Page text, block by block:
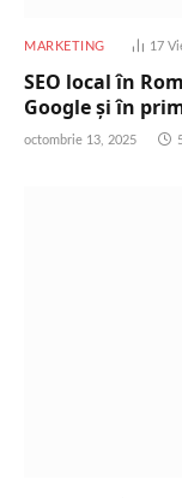
MARKETING 17
SEO local în
Google și în
octombrie 13, 2025